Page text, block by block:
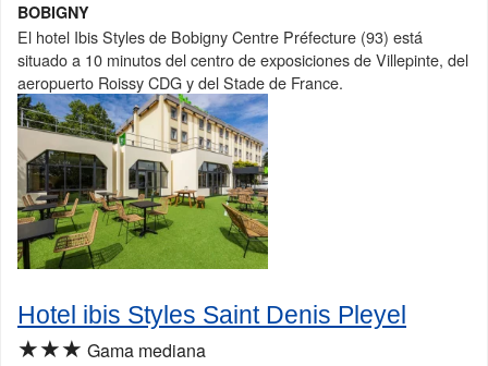
BOBIGNY
El hotel Ibis Styles de Bobigny Centre Préfecture (93) está
situado a 10 minutos del centro de exposiciones de Villepinte, del
aeropuerto Roissy CDG y del Stade de France.
Hotel ibis Styles Saint Denis Pleyel
★★★ Gama mediana